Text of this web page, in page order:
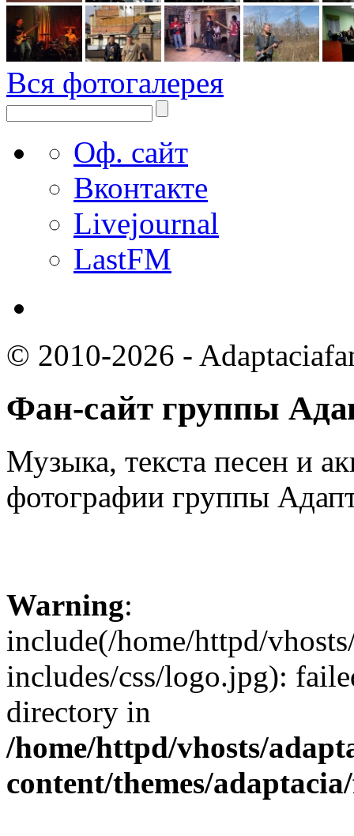
Вся фотогалерея
Оф. сайт
Вконтакте
Livejournal
LastFM
© 2010-2026 -
Фан-сайт группы
Музыка, текста песен и
фотографии группы
Warning:
include(/home/httpd/
includes/css/logo.jpg):
directory in
/home/httpd/vhosts/
content/themes/